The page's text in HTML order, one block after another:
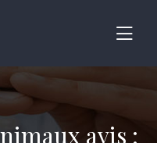
avis :